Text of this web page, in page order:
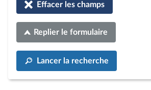
Effacer les champs
Replier le formulaire
Lancer la recherche